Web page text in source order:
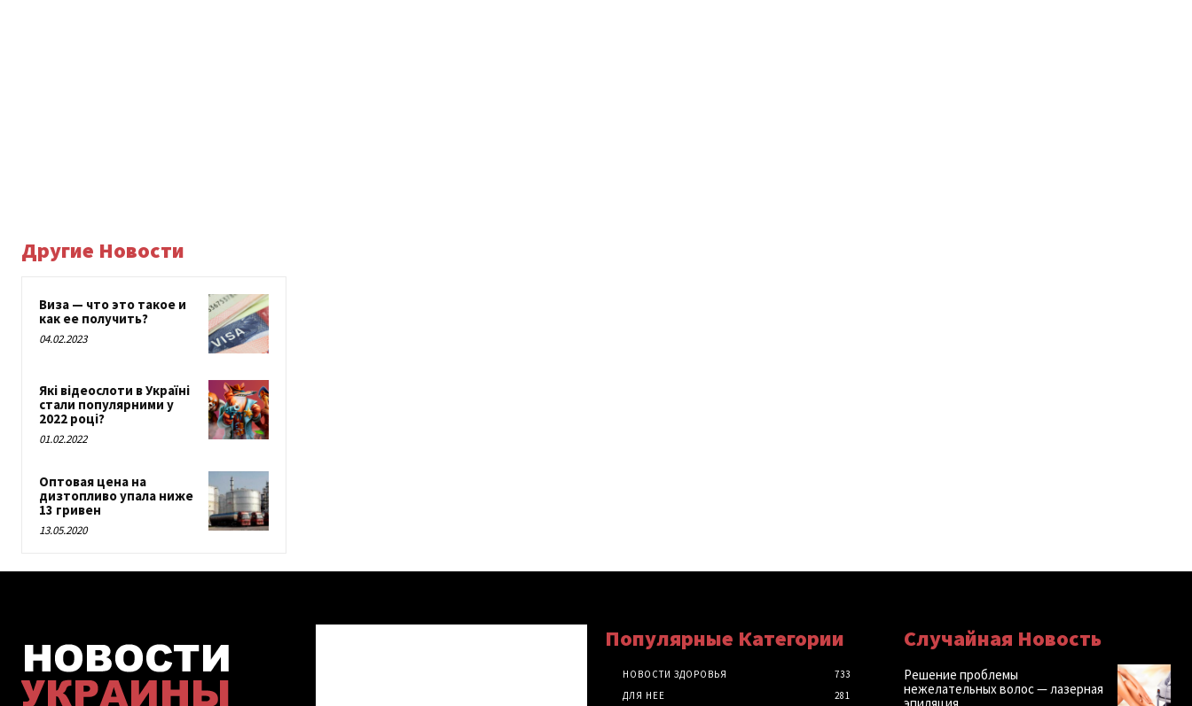
Другие Новости
Виза — что это такое и
как ее получить?
04.02.2023
Які відеослоти в Україні
стали популярними у
2022 році?
01.02.2022
Оптовая цена на
дизтопливо упала ниже
13 гривен
13.05.2020
Популярные Категории
НОВОСТИ ЗДОРОВЬЯ
733
ДЛЯ НЕЕ
281
Случайная Новость
Решение проблемы
нежелательных волос — лазерная